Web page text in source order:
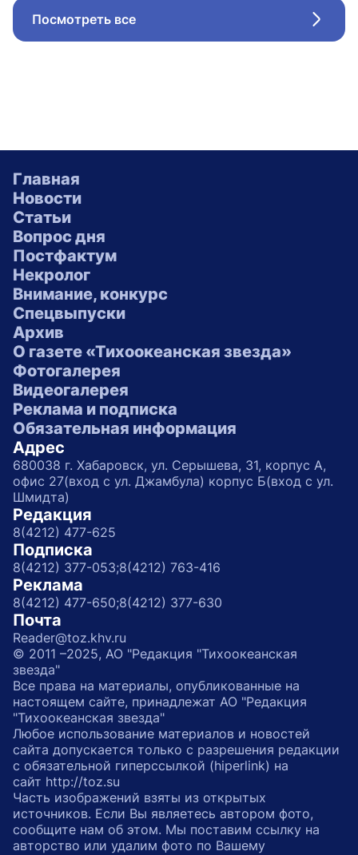
Посмотреть все
Главная
Новости
Статьи
Вопрос дня
Постфактум
Некролог
Внимание, конкурс
Спецвыпуски
Архив
О газете «Тихоокеанская звезда»
Фотогалерея
Видеогалерея
Реклама и подписка
Обязательная информация
Адрес
680038 г. Хабаровск, ул. Серышева, 31, корпус А,
офис 27(вход с ул. Джамбула) корпус Б(вход с ул.
Шмидта)
Редакция
8(4212) 477-625
Подписка
8(4212) 377-053;8(4212) 763-416
Реклама
8(4212) 477-650;8(4212) 377-630
Почта
Reader@toz.khv.ru
© 2011 –2025, АО "Редакция "Тихоокеанская
звезда"
Все права на материалы, опубликованные на
настоящем сайте, принадлежат АО "Редакция
"Тихоокеанская звезда"
Любое использование материалов и новостей
сайта допускается только с разрешения редакции
с обязательной гиперссылкой (hiperlink) на
сайт http://toz.su
Часть изображений взяты из открытых
источников. Если Вы являетесь автором фото,
сообщите нам об этом. Мы поставим ссылку на
авторство или удалим фото по Вашему